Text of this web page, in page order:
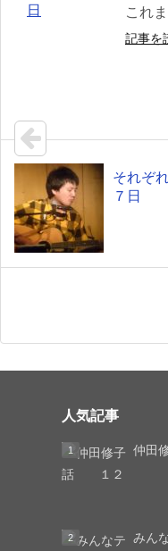
これ
記事を
それ
７日
人気記事
仲田
み